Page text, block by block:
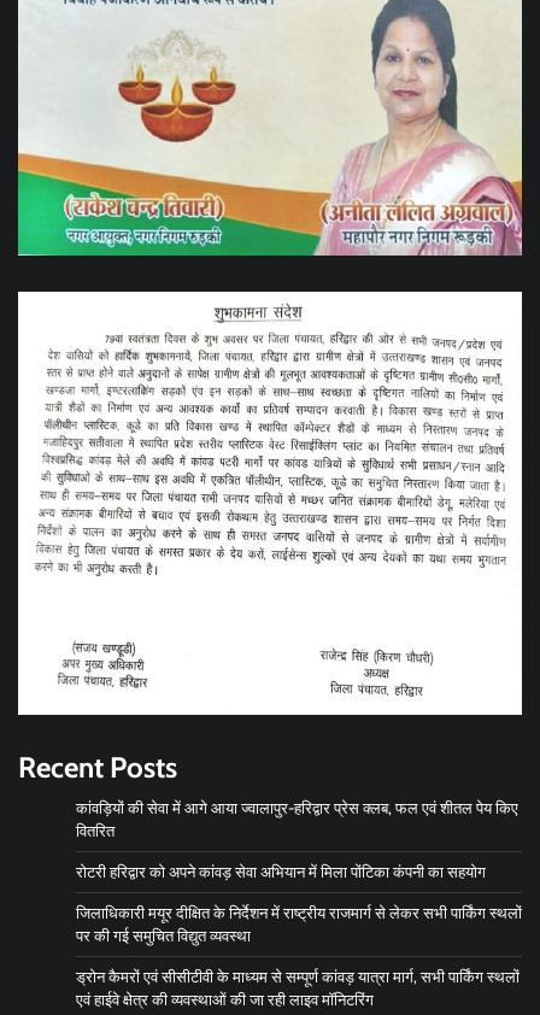
Recent Posts
कांवड़ियों की सेवा में आगे आया ज्वालापुर-हरिद्वार प्रेस क्लब, फल एवं शीतल पेय किए
वितरित
रोटरी हरिद्वार को अपने कांवड़ सेवा अभियान में मिला पोंटिका कंपनी का सहयोग
जिलाधिकारी मयूर दीक्षित के निर्देशन में राष्ट्रीय राजमार्ग से लेकर सभी पार्किंग स्थलों
पर की गई समुचित विद्युत व्यवस्था
ड्रोन कैमरों एवं सीसीटीवी के माध्यम से सम्पूर्ण कांवड़ यात्रा मार्ग, सभी पार्किंग स्थलों
एवं हाईवे क्षेत्र की व्यवस्थाओं की जा रही लाइव मॉनिटरिंग